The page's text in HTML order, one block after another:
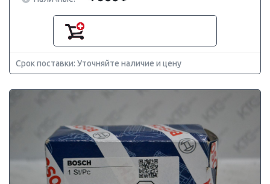
Срок поставки: Уточняйте наличие и цену